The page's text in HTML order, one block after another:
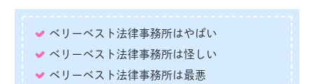
ベリーベスト法律事務所はやばい
ベリーベスト法律事務所は怪しい
ベリーベスト法律事務所は最悪